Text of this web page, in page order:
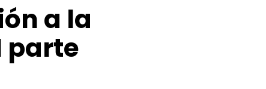
a la
parte